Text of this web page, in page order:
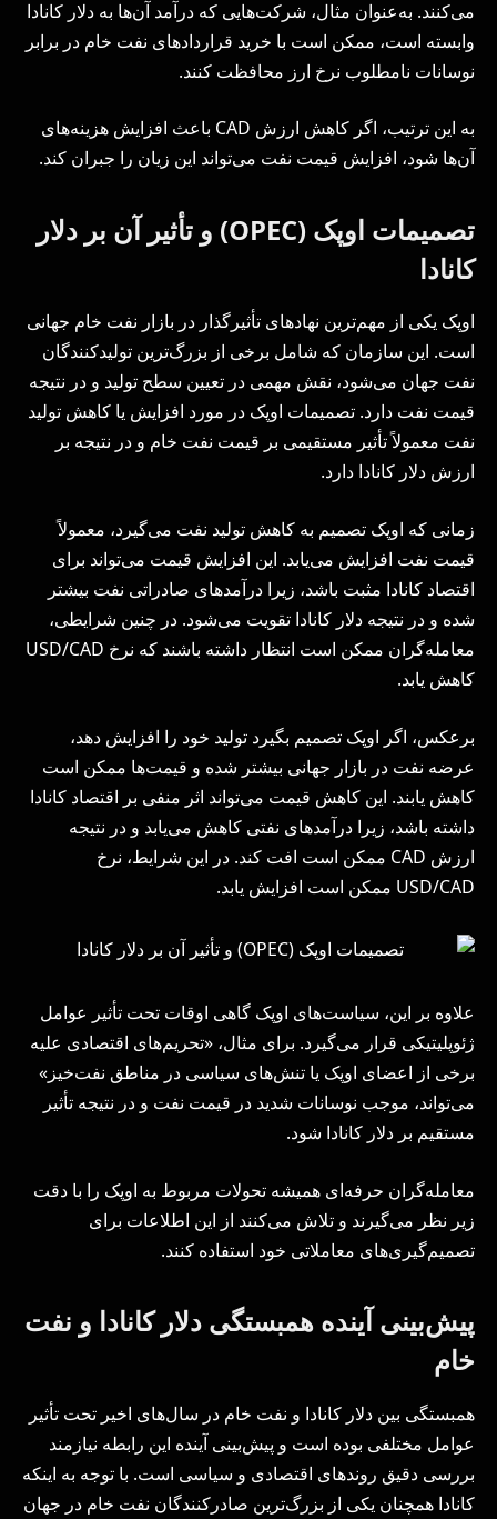
می‌کنند. به‌عنوان مثال، شرکت‌هایی که درآمد آن‌ها به دلار کانادا
وابسته است، ممکن است با خرید قراردادهای نفت خام در برابر
نوسانات نامطلوب نرخ ارز محافظت کنند.
به این ترتیب، اگر کاهش ارزش CAD باعث افزایش هزینه‌های
آن‌ها شود، افزایش قیمت نفت می‌تواند این زیان را جبران کند.
تصمیمات اوپک (OPEC) و تأثیر آن بر دلار
کانادا
اوپک یکی از مهم‌ترین نهادهای تأثیرگذار در بازار نفت خام جهانی
است. این سازمان که شامل برخی از بزرگ‌ترین تولیدکنندگان
نفت جهان می‌شود، نقش مهمی در تعیین سطح تولید و در نتیجه
قیمت نفت دارد. تصمیمات اوپک در مورد افزایش یا کاهش تولید
نفت معمولاً تأثیر مستقیمی بر قیمت نفت خام و در نتیجه بر
ارزش دلار کانادا دارد.
زمانی که اوپک تصمیم به کاهش تولید نفت می‌گیرد، معمولاً
قیمت نفت افزایش می‌یابد. این افزایش قیمت می‌تواند برای
اقتصاد کانادا مثبت باشد، زیرا درآمدهای صادراتی نفت بیشتر
شده و در نتیجه دلار کانادا تقویت می‌شود. در چنین شرایطی،
معامله‌گران ممکن است انتظار داشته باشند که نرخ USD/CAD
کاهش یابد.
برعکس، اگر اوپک تصمیم بگیرد تولید خود را افزایش دهد،
عرضه نفت در بازار جهانی بیشتر شده و قیمت‌ها ممکن است
کاهش یابند. این کاهش قیمت می‌تواند اثر منفی بر اقتصاد کانادا
داشته باشد، زیرا درآمدهای نفتی کاهش می‌یابد و در نتیجه
ارزش CAD ممکن است افت کند. در این شرایط، نرخ
USD/CAD ممکن است افزایش یابد.
علاوه بر این، سیاست‌های اوپک گاهی اوقات تحت تأثیر عوامل
ژئوپلیتیکی قرار می‌گیرد. برای مثال، «تحریم‌های اقتصادی علیه
برخی از اعضای اوپک یا تنش‌های سیاسی در مناطق نفت‌خیز»
می‌تواند، موجب نوسانات شدید در قیمت نفت و در نتیجه تأثیر
مستقیم بر دلار کانادا شود.
معامله‌گران حرفه‌ای همیشه تحولات مربوط به اوپک را با دقت
زیر نظر می‌گیرند و تلاش می‌کنند از این اطلاعات برای
تصمیم‌گیری‌های معاملاتی خود استفاده کنند.
پیش‌بینی آینده همبستگی دلار کانادا و نفت
خام
همبستگی بین دلار کانادا و نفت خام در سال‌های اخیر تحت تأثیر
عوامل مختلفی بوده است و پیش‌بینی آینده این رابطه نیازمند
بررسی دقیق روندهای اقتصادی و سیاسی است. با توجه به اینکه
کانادا همچنان یکی از بزرگ‌ترین صادرکنندگان نفت خام در جهان